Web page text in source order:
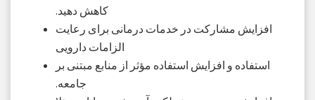
کاهش دهید.
افزایش مشارکت در خدمات درمانی برای رعایت
الزامات دارویی
استفاده و افزایش استفاده مؤثر از منابع مبتنی بر
جامعه.